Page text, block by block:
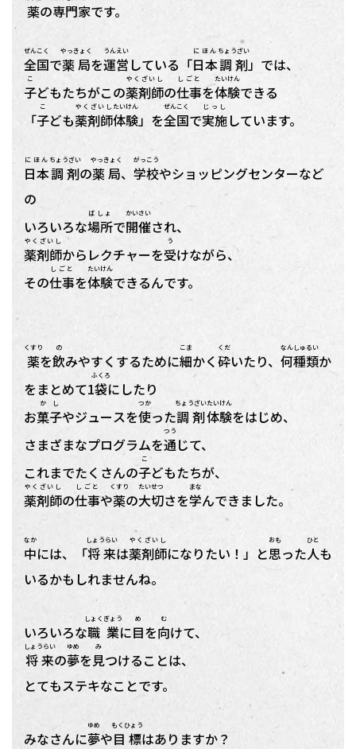
薬の専門家です。
全国
ぜんこく
で薬局
やっきょく
を運営
うんえい
している「日本
にほん
調剤
ちょうざい
」では、
子
こ
どもたちがこの薬剤師
やくざいし
の仕事
しごと
を体験
たいけん
できる
「子
こ
ども薬剤師
やくざいし
体験
たいけん
」を全国
ぜんこく
で実施
じっし
しています。
日本
にほん
調剤
ちょうざい
の薬局
やっきょく
、 学校
がっこう
やショッピングセンターなど
の
いろいろな場所
ばしょ
で開催
かいさい
され、
薬剤師
やくざいし
からレクチャーを受
う
けながら、
その仕事
しごと
を体験
たいけん
できるんです。
薬
くすり
を飲
の
みやすくするために細
こま
かく砕
くだ
いたり、 何
なん
種類
しゅるい
か
をまとめて1袋
ふくろ
にしたり
お菓子
かし
やジュースを使
つか
った調剤
ちょうざい
体験
たいけん
をはじめ、
さまざまなプログラムを通
つう
じて、
これまでたくさんの子
こ
どもたちが、
薬剤師
やくざいし
の仕事
しごと
や薬
くすり
の大切
たいせつ
さを学
まな
んできました。
中
なか
には、「将来
しょうらい
は薬剤師
やくざいし
になりたい！」と思
おも
った人
ひと
も
いるかもしれませんね。
いろいろな職業
しょくぎょう
に目
め
を向
む
けて、
将来
しょうらい
の夢
ゆめ
を見
み
つけることは、
とてもステキなことです。
みなさんに夢
ゆめ
や目標
もくひょう
はありますか？